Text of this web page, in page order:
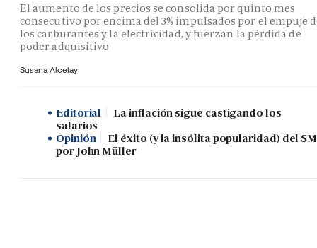
El aumento de los precios se consolida por quinto mes
consecutivo por encima del 3% impulsados por el empuje
los carburantes y la electricidad, y fuerzan la pérdida de
poder adquisitivo
Susana Alcelay
Editorial
La inflación sigue castigando los
salarios
Opinión
El éxito (y la insólita popularidad) del
por John Müller